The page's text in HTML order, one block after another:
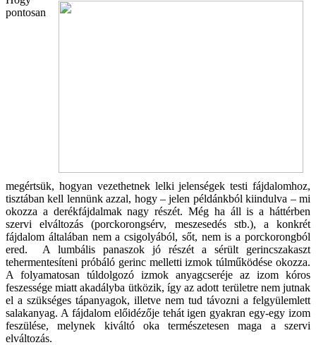
pontosan
megértsük, hogyan vezethetnek lelki jelenségek testi fájdalomhoz,
tisztában kell lennünk azzal, hogy – jelen példánkból kiindulva – mi
okozza a derékfájdalmak nagy részét. Még ha áll is a háttérben
szervi elváltozás (porckorongsérv, meszesedés stb.), a konkrét
fájdalom általában nem a csigolyából, sőt, nem is a porckorongból
ered. A lumbális panaszok jó részét a sérült gerincszakaszt
tehermentesíteni próbáló gerinc melletti izmok túlműködése okozza.
A folyamatosan túldolgozó izmok anyagcseréje az izom kóros
feszessége miatt akadályba ütközik, így az adott területre nem jutnak
el a szükséges tápanyagok, illetve nem tud távozni a felgyülemlett
salakanyag. A fájdalom előidézője tehát igen gyakran egy-egy izom
feszülése, melynek kiváltó oka természetesen maga a szervi
elváltozás.